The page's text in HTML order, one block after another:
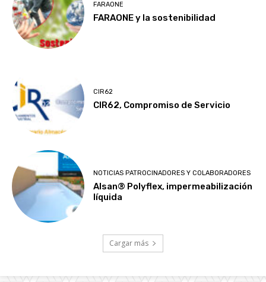
FARAONE
FARAONE y la sostenibilidad
CIR62
CIR62, Compromiso de Servicio
NOTICIAS PATROCINADORES Y COLABORADORES
Alsan® Polyflex, impermeabilización
líquida
Cargar más